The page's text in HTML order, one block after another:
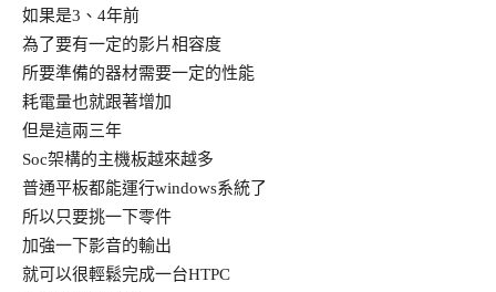
如果是3、4年前
為了要有一定的影片相容度
所要準備的器材需要一定的性能
耗電量也就跟著增加
但是這兩三年
Soc架構的主機板越來越多
普通平板都能運行windows系統了
所以只要挑一下零件
加強一下影音的輸出
就可以很輕鬆完成一台HTPC